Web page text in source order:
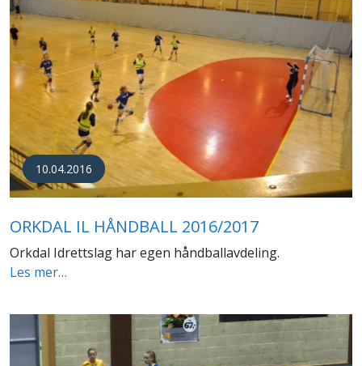
10.04.2016
ORKDAL IL HÅNDBALL 2016/2017
Orkdal Idrettslag har egen håndballavdeling.
Les mer…